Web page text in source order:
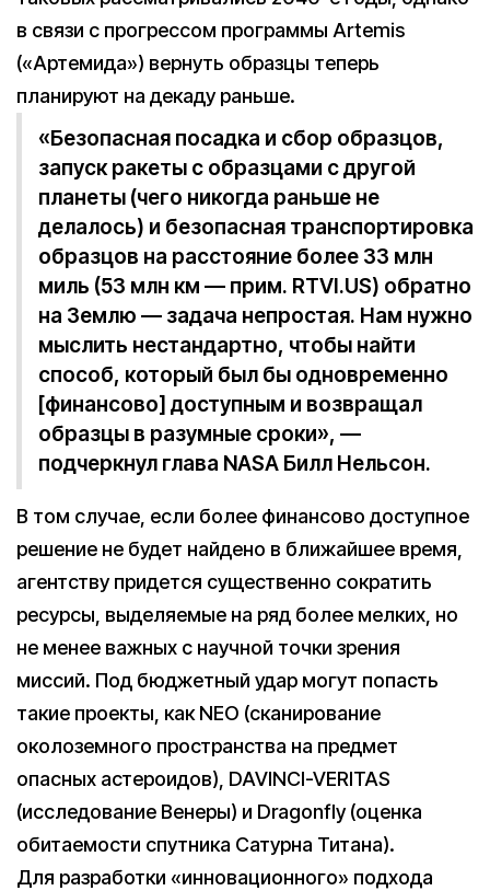
в связи с прогрессом программы Artemis
(«Артемида») вернуть образцы теперь
планируют на декаду раньше.
«Безопасная посадка и сбор образцов,
запуск ракеты с образцами с другой
планеты (чего никогда раньше не
делалось) и безопасная транспортировка
образцов на расстояние более 33 млн
миль (53 млн км — прим. RTVI.US) обратно
на Землю — задача непростая. Нам нужно
мыслить нестандартно, чтобы найти
способ, который был бы одновременно
[финансово] доступным и возвращал
образцы в разумные сроки», —
подчеркнул глава NASA Билл Нельсон.
В том случае, если более финансово доступное
решение не будет найдено в ближайшее время,
агентству придется существенно сократить
ресурсы, выделяемые на ряд более мелких, но
не менее важных с научной точки зрения
миссий. Под бюджетный удар могут попасть
такие проекты, как NEO (сканирование
околоземного пространства на предмет
опасных астероидов), DAVINCI-VERITAS
(исследование Венеры) и Dragonfly (оценка
обитаемости спутника Сатурна Титана).
Для разработки «инновационного» подхода